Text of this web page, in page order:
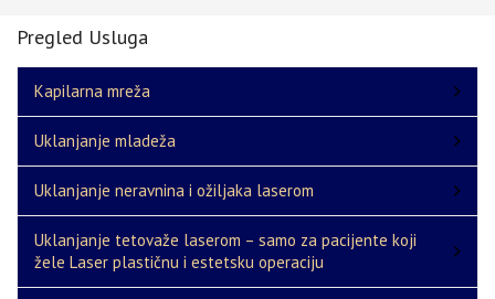
Pregled Usluga
Kapilarna mreža
Uklanjanje mladeža
Uklanjanje neravnina i ožiljaka laserom
Uklanjanje tetovaže laserom – samo za pacijente koji
žele Laser plastičnu i estetsku operaciju